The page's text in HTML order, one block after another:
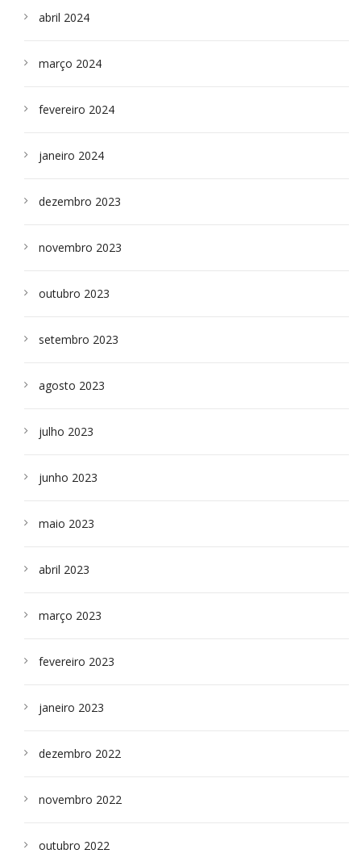
abril 2024
março 2024
fevereiro 2024
janeiro 2024
dezembro 2023
novembro 2023
outubro 2023
setembro 2023
agosto 2023
julho 2023
junho 2023
maio 2023
abril 2023
março 2023
fevereiro 2023
janeiro 2023
dezembro 2022
novembro 2022
outubro 2022